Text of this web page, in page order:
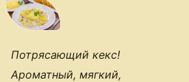
Потрясающий кекс!
Ароматный, мягкий,